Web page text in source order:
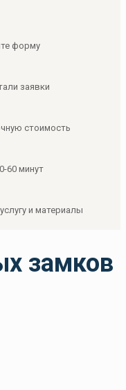
форму
заявки
стоимость
60 минут
и материалы
замков